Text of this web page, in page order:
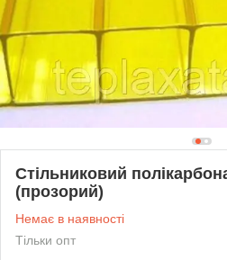
Стільниковий
(прозорий)
Немає в наявності
Тільки опт